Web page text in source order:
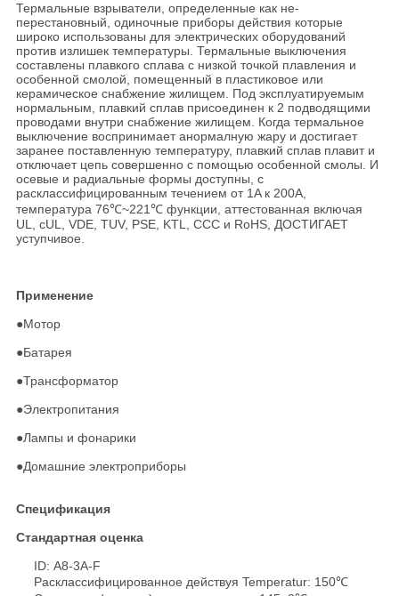
Термальные взрыватели, определенные как не-
перестановный, одиночные приборы действия которые
широко использованы для электрических оборудований
против излишек температуры. Термальные выключения
составлены плавкого сплава с низкой точкой плавления и
особенной смолой, помещенный в пластиковое или
керамическое снабжение жилищем. Под эксплуатируемым
нормальным, плавкий сплав присоединен к 2 подводящими
проводами внутри снабжение жилищем. Когда термальное
выключение воспринимает анормалную жару и достигает
заранее поставленную температуру, плавкий сплав плавит и
отключает цепь совершенно с помощью особенной смолы. И
осевые и радиальные формы доступны, с
расклассифицированным течением от 1A к 200A,
температура 76℃~221℃ функции, аттестованная включая
UL, cUL, VDE, TUV, PSE, KTL, CCC и RoHS, ДОСТИГАЕТ
уступчивое.
Применение
●Мотор
●Батарея
●Трансформатор
●Электропитания
●Лампы и фонарики
●Домашние электроприборы
Спецификация
Стандартная оценка
ID: A8-3A-F
Расклассифицированное действуя Temperatur: 150℃